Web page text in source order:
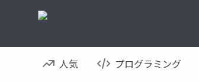
人気 プログラミング